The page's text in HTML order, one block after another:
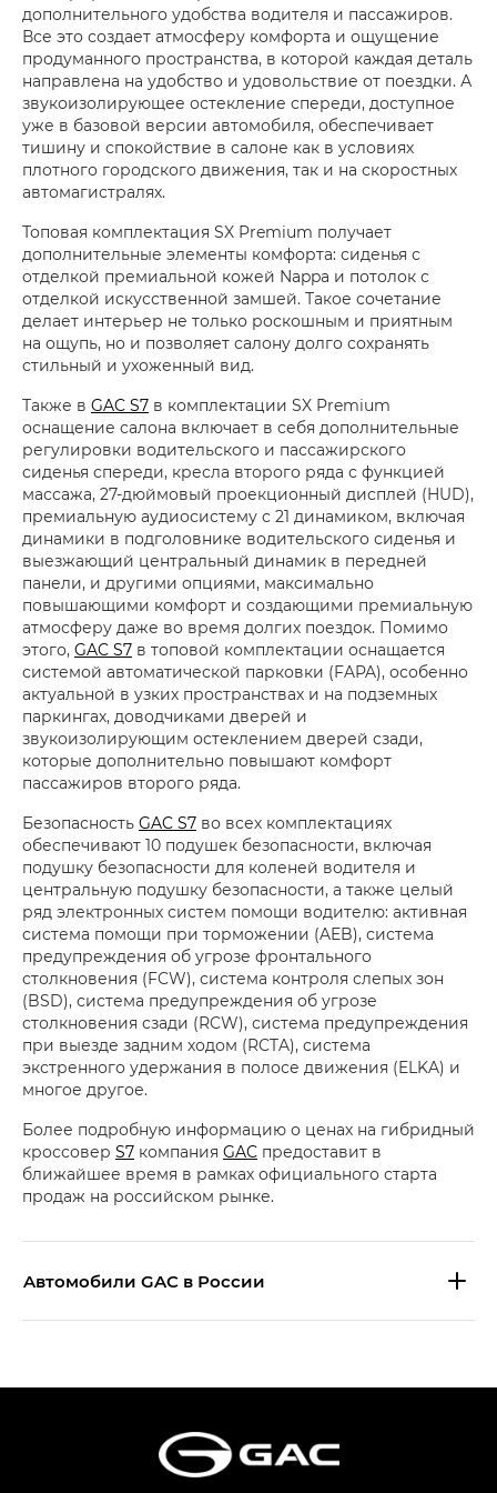
дополнительного удобства водителя и пассажиров.
Все это создает атмосферу комфорта и ощущение
продуманного пространства, в которой каждая деталь
направлена на удобство и удовольствие от поездки. А
звукоизолирующее остекление спереди, доступное
уже в базовой версии автомобиля, обеспечивает
тишину и спокойствие в салоне как в условиях
плотного городского движения, так и на скоростных
автомагистралях.
Топовая комплектация SX Premium получает
дополнительные элементы комфорта: сиденья с
отделкой премиальной кожей Nappa и потолок с
отделкой искусственной замшей. Такое сочетание
делает интерьер не только роскошным и приятным
на ощупь, но и позволяет салону долго сохранять
стильный и ухоженный вид.
Также в GAC S7 в комплектации SX Premium
оснащение салона включает в себя дополнительные
регулировки водительского и пассажирского
сиденья спереди, кресла второго ряда с функцией
массажа, 27-дюймовый проекционный дисплей (HUD),
премиальную аудиосистему с 21 динамиком, включая
динамики в подголовнике водительского сиденья и
выезжающий центральный динамик в передней
панели, и другими опциями, максимально
повышающими комфорт и создающими премиальную
атмосферу даже во время долгих поездок. Помимо
этого, GAC S7 в топовой комплектации оснащается
системой автоматической парковки (FAPA), особенно
актуальной в узких пространствах и на подземных
паркингах, доводчиками дверей и
звукоизолирующим остеклением дверей сзади,
которые дополнительно повышают комфорт
пассажиров второго ряда.
Безопасность GAC S7 во всех комплектациях
обеспечивают 10 подушек безопасности, включая
подушку безопасности для коленей водителя и
центральную подушку безопасности, а также целый
ряд электронных систем помощи водителю: активная
система помощи при торможении (AEB), система
предупреждения об угрозе фронтального
столкновения (FCW), система контроля слепых зон
(BSD), система предупреждения об угрозе
столкновения сзади (RCW), система предупреждения
при выезде задним ходом (RCTA), система
экстренного удержания в полосе движения (ELKA) и
многое другое.
Более подробную информацию о ценах на гибридный
кроссовер S7 компания GAC предоставит в
ближайшее время в рамках официального старта
продаж на российском рынке.
Aвтомобили GAC в России
Эс Икс ПРЕМИУМ — SX PREMIUM
S7 — Эс 7 (S7) в комплектациях
Эс Икс ПРЕМИУМ — SX PREMIUM, Эс Тэ — ST